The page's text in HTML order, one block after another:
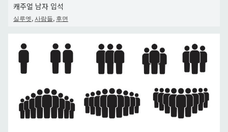
캐주얼 남자 입석
실루엣, 사람들, 후면